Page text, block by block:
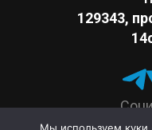
129343,